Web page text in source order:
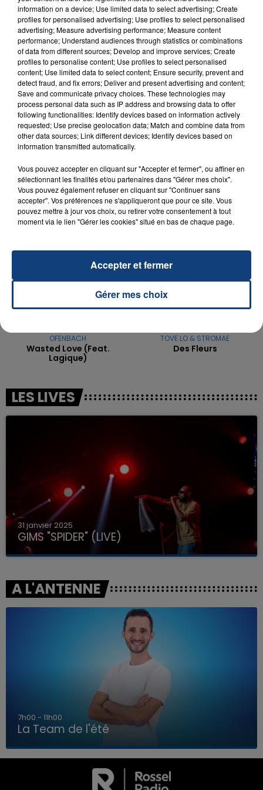
LA TEAM DE L'ÉTÉ
aspergé sa compagne et leur bébé de trois mois
d'un liquide inflammable.
20 juillet 2026
UNE ADOLESCENTE DEVANT SE FAIRE
OPÉRER DE LA CHEVILLE RESSORT DE LA...
La famille a porté plainte contre la clinique qui a
excuses.
TITRES DIFFUSÉS
OFENBACH
Wasted Love (feat.
Lagique)
19h43
19h43
TOVE LO & STROMAE
Des Fleurs
LES LIVES
31 janvier 2025
GIMS "SPIDER" (LIVE)
A L'ANTENNE
7h00 - 11h00
La Team de l'été
information on a device; Use limited data to select advertising; Create
profiles for personalised advertising; Use profiles to select personalised
advertising; Measure advertising performance; Measure content
performance; Understand audiences through statistics or combinations
of data from different sources; Develop and improve services; Create
profiles to personalise content; Use profiles to select personalised
content; Use limited data to select content; Ensure security, prevent and
detect fraud, and fix errors; Deliver and present advertising and content;
Save and communicate privacy choices. These technologies may
process personal data such as IP address and browsing data to offer
following functionalities: Identify devices based on information actively
requested; Use precise geolocation data; Match and combine data from
other data sources; Link different devices; Identify devices based on
information transmitted automatically.
Vous pouvez accepter en cliquant sur "Accepter et fermer", ou affiner en
sélectionnant les finalités et/ou partenaires dans "Gérer mes choix".
Vous pouvez également refuser en cliquant sur "Continuer sans
accepter". Vos préférences ne s'appliqueront que pour ce site. Vous
pouvez mettre à jour vos choix, ou retirer votre consentement à tout
moment via le lien "Gérer les cookies" situé en bas de chaque page.
Gérer mes choix
Accepter et fermer